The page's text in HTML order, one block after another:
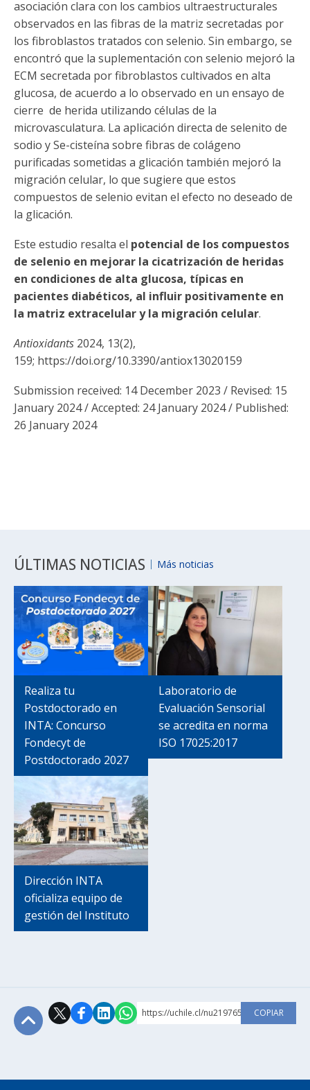
asociación clara con los cambios ultraestructurales
observados en las fibras de la matriz secretadas por
los fibroblastos tratados con selenio. Sin embargo, se
encontró que la suplementación con selenio mejoró la
ECM secretada por fibroblastos cultivados en alta
glucosa, de acuerdo a lo observado en un ensayo de
cierre de herida utilizando células de la
microvasculatura. La aplicación directa de selenito de
sodio y Se-cisteína sobre fibras de colágeno
purificadas sometidas a glicación también mejoró la
migración celular, lo que sugiere que estos
compuestos de selenio evitan el efecto no deseado de
la glicación.
Este estudio resalta el potencial de los compuestos
de selenio en mejorar la cicatrización de heridas
en condiciones de alta glucosa, típicas en
pacientes diabéticos, al influir positivamente en
la matriz extracelular y la migración celular.
Antioxidants 2024, 13(2),
159; https://doi.org/10.3390/antiox13020159
Submission received: 14 December 2023 / Revised: 15
January 2024 / Accepted: 24 January 2024 / Published:
26 January 2024
ÚLTIMAS NOTICIAS Más noticias
Realiza tu
Postdoctorado en
INTA: Concurso
Fondecyt de
Postdoctorado 2027
Laboratorio de
Evaluación Sensorial
se acredita en norma
ISO 17025:2017
Dirección INTA
oficializa equipo de
gestión del Instituto
https://uchile.cl/nu219765 COPIAR